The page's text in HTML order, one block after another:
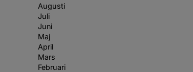
Augusti
Juli
Juni
Maj
April
Mars
Februari